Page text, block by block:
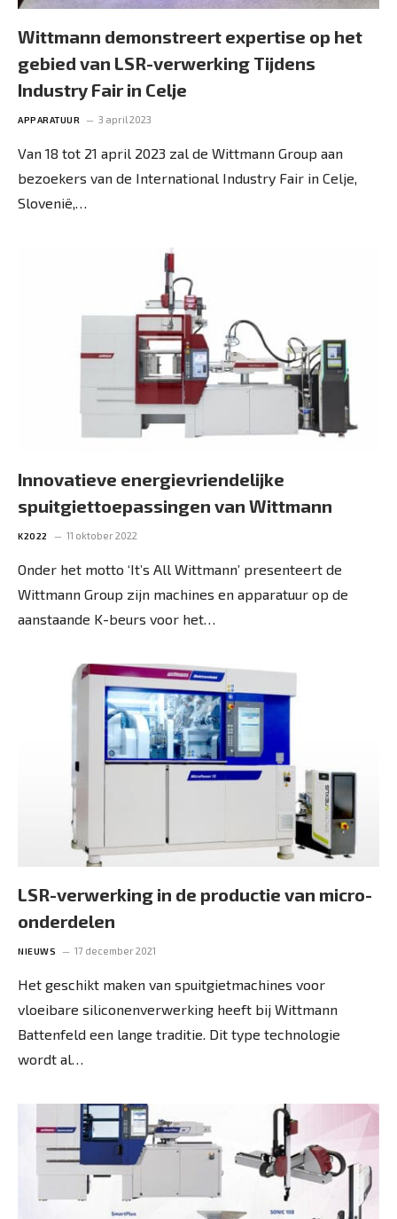
Wittmann demonstreert expertise op het
gebied van LSR-verwerking Tijdens
Industry Fair in Celje
APPARATUUR 3 april 2023
Van 18 tot 21 april 2023 zal de Wittmann Group aan
bezoekers van de International Industry Fair in Celje,
Slovenië,…
Innovatieve energievriendelijke
spuitgiettoepassingen van Wittmann
K2022 11 oktober 2022
Onder het motto ‘It’s All Wittmann’ presenteert de
Wittmann Group zijn machines en apparatuur op de
aanstaande K-beurs voor het…
LSR-verwerking in de productie van micro-
onderdelen
NIEUWS 17 december 2021
Het geschikt maken van spuitgietmachines voor
vloeibare siliconenverwerking heeft bij Wittmann
Battenfeld een lange ­traditie. Dit type technologie
wordt al…